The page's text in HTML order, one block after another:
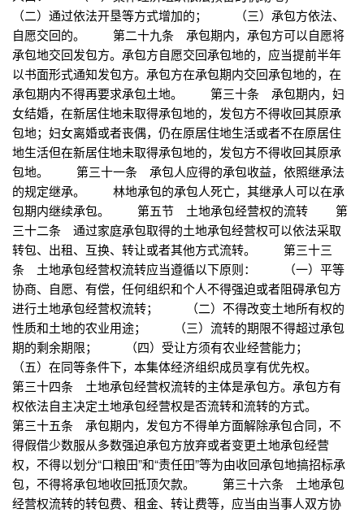
（二）通过依法开垦等方式增加的； （三）承包方依法、
自愿交回的。 第二十九条 承包期内，承包方可以自愿将
承包地交回发包方。承包方自愿交回承包地的，应当提前半年
以书面形式通知发包方。承包方在承包期内交回承包地的，在
承包期内不得再要求承包土地。 第三十条 承包期内，妇
女结婚，在新居住地未取得承包地的，发包方不得收回其原承
包地；妇女离婚或者丧偶，仍在原居住地生活或者不在原居住
地生活但在新居住地未取得承包地的，发包方不得收回其原承
包地。 第三十一条 承包人应得的承包收益，依照继承法
的规定继承。 林地承包的承包人死亡，其继承人可以在承
包期内继续承包。 第五节 土地承包经营权的流转 第
三十二条 通过家庭承包取得的土地承包经营权可以依法采取
转包、出租、互换、转让或者其他方式流转。 第三十三
条 土地承包经营权流转应当遵循以下原则： （一）平等
协商、自愿、有偿，任何组织和个人不得强迫或者阻碍承包方
进行土地承包经营权流转； （二）不得改变土地所有权的
性质和土地的农业用途； （三）流转的期限不得超过承包
期的剩余期限； （四）受让方须有农业经营能力；
（五）在同等条件下，本集体经济组织成员享有优先权。
第三十四条 土地承包经营权流转的主体是承包方。承包方有
权依法自主决定土地承包经营权是否流转和流转的方式。
第三十五条 承包期内，发包方不得单方面解除承包合同，不
得假借少数服从多数强迫承包方放弃或者变更土地承包经营
权，不得以划分“口粮田”和“责任田”等为由收回承包地搞招标承
包，不得将承包地收回抵顶欠款。 第三十六条 土地承包
经营权流转的转包费、租金、转让费等，应当由当事人双方协